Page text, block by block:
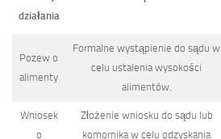
działania
Pozew o
alimenty
Formalne wystąpienie do sądu w
celu ustalenia wysokości
alimentów.
Wniosek
o
Złożenie wniosku do sądu lub
komornika w celu odzyskania